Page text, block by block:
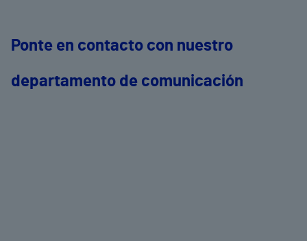
Ponte en contacto con nuestro
departamento de comunicación